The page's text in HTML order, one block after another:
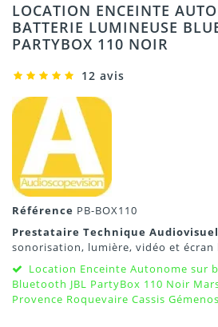
LOCATION ENCEINTE
BATTERIE LUMINEUSE
PARTYBOX 110 NOIR
12 avis
Référence PB-BOX110
Prestataire Technique Audiovisuel
sonorisation, lumière, vidéo et écran
Location Enceinte Autonome sur
Bluetooth JBL PartyBox 110 Noir
Provence Roquevaire Cassis